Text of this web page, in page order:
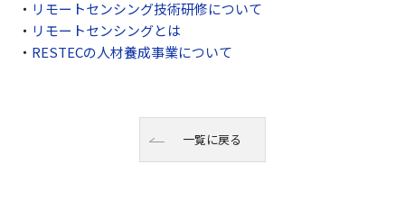
・ リモートセンシング技術研修について
・ リモートセンシングとは
・ RESTECの人材養成事業について
一覧に戻る